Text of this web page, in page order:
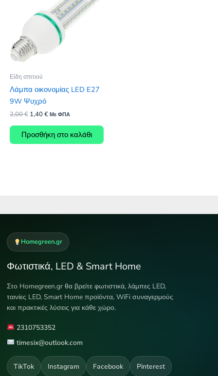
Είδη σπιτιού
Λάμπα οικονομίας LED E27
9W Ψυχρό
2,00€ Original
was:
2,00 €.
1,40€Η
είναι:
1,40 €.
Με ΦΠΑ
Προσθήκη στο καλάθι
Homegreen.gr
Φωτιστικά, LED & Smart Home
Στο Homegreen.gr θα βρείτε φωτιστικά, λάμπες LED,
ταινίες LED, Smart Home προϊόντα, WiFi συναγερμούς
και πρακτικές λύσεις για κάθε χώρο.
2310753352
timesix@outlook.com
TikTok Instagram Facebook Pinterest